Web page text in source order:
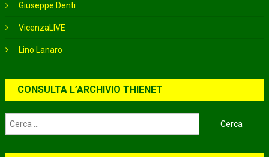
Giuseppe Denti
VicenzaLIVE
Lino Lanaro
CONSULTA L’ARCHIVIO THIENET
Ricerca
per: